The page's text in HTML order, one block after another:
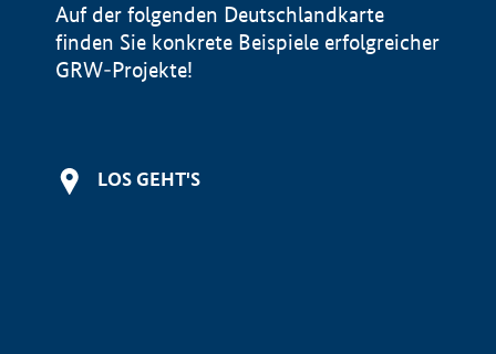
Auf der folgenden Deutschlandkarte
finden Sie konkrete Beispiele erfolgreicher
GRW-Projekte!
LOS GEHT'S